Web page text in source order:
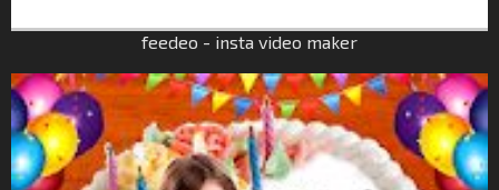
feedeo - insta video maker